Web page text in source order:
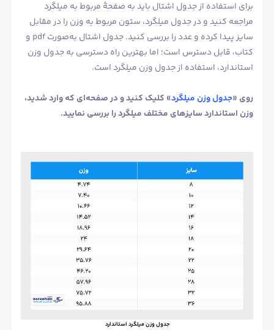
برای استفاده از جدول اشتال باید به صفحۀ مربوط به میلگرد
مراجعه کنید و در جدول میلگرد، ستون مربوط به وزن را در مقابل
سایز پیدا کرده و عدد را بررسی کنید. جدول اشتال به‌صورت pdf و
کتاب، قابل دسترس است؛ اما بهترین راه دسترسی به جدول وزن
استاندارد، استفاده از جدول وزن میلگرد است.
روی «جدول وزن میلگرد» کلیک کنید و در صفحه‌ای که وارد شدید،
وزن استاندارد سایزهای مختلف میلگرد را بررسی نمایید.
جدول وزن میلگرد استاندارد